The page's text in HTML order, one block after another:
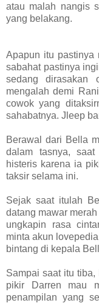
atau malah nangis
yang belakang.
Apapun itu pastinya
sabahat pastinya
sedang dirasakan
mengalah demi
cowok yang
sahabatnya. Jleep
Berawal dari Bella
dalam tasnya,
histeris karena ia
taksir selama ini.
Sejak saat itulah
datang mawar
ungkapin rasa
minta akun
bintang di kepala
Sampai saat itu
pikir Darren mau
penampilan yang